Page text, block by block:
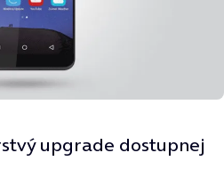
upgrade dostupnej